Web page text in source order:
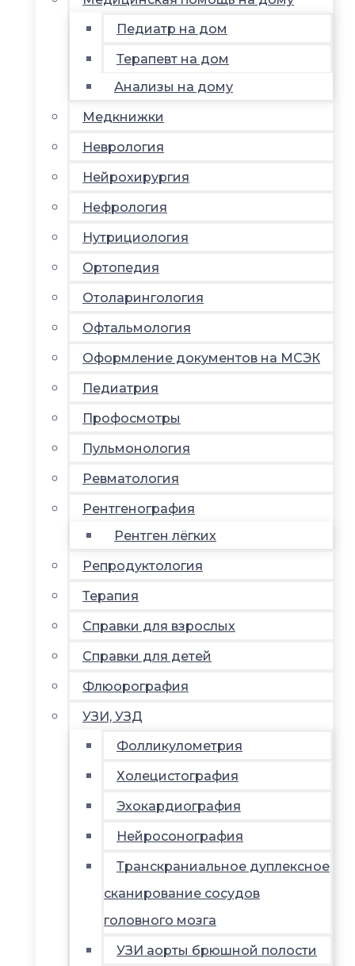
Педиатр на дом
Терапевт на дом
Анализы на дому
Медкнижки
Неврология
Нейрохирургия
Нефрология
Нутрициология
Ортопедия
Отоларингология
Офтальмология
Оформление документов на МСЭК
Педиатрия
Профосмотры
Пульмонология
Ревматология
Рентгенография
Рентген лёгких
Репродуктология
Терапия
Справки для взрослых
Справки для детей
Флюорография
УЗИ, УЗД
Фолликулометрия
Холецистография
Эхокардиография
Нейросонография
Транскраниальное дуплексное
сканирование сосудов
головного мозга
УЗИ аорты брюшной полости